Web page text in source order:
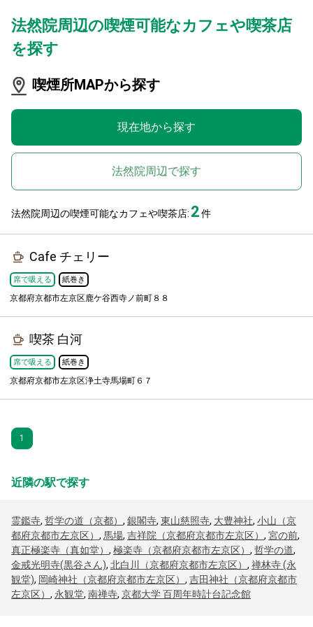
法然院周辺の喫煙可能なカフェや喫茶店
を探す
喫煙所MAPから探す
現在地から探す
法然院周辺で探す
法然院周辺の喫煙可能なカフェや喫茶店: 2件
Cafe チェリー
席で吸える 紙巻き
京都府京都市左京区鹿ケ谷西寺ノ前町８８
喫茶 白河
席で吸える 紙巻き
京都府京都市左京区浄土寺馬場町６７
1
近隣の駅で探す
霊鑑寺, 哲学の道（京都） , 銀閣寺, 東山慈照寺, 大豊神社, 小山（京
都府京都市左京区） , 馬場, 吉祥院（京都府京都市左京区） , 宮の前,
真正極楽寺（真如堂） , 極楽寺（京都府京都市左京区） , 哲学の道,
金戒光明寺(黒谷さん), 北白川（京都府京都市左京区） , 禅林寺 (永
観堂), 岡崎神社（京都府京都市左京区） , 吉田神社（京都府京都市
左京区） , 永観堂, 南禅寺, 京都大学 百周年時計台記念館